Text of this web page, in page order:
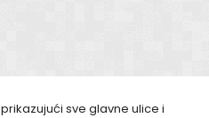
sve glavne ulice i